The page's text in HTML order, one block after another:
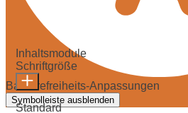
Barrierefreiheits-Anpassungen
Symbolleiste ausblenden
Inhaltsmodule
Schriftgröße
Standard